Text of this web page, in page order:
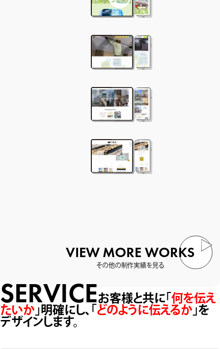
VIEW MORE WORKS
その他の制作実績を見る
SERVICEお客様と共に「何を伝え
たいか」明確にし、 「どのように伝えるか」を
デザインします。